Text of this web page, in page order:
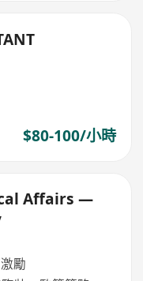
$80-100/小時
Affairs —
勵